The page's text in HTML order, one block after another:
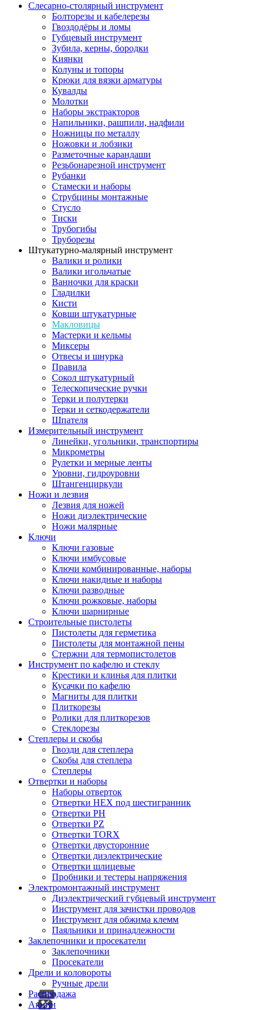
Слесарно-столярный инструмент
Болторезы и кабелерезы
Гвоздодёры и ломы
Губцевый инструмент
Зубила, керны, бородки
Киянки
Колуны и топоры
Крюки для вязки арматуры
Кувалды
Молотки
Наборы экстракторов
Напильники, рашпили, надфили
Ножницы по металлу
Ножовки и лобзики
Разметочные карандаши
Резьбонарезной инструмент
Рубанки
Стамески и наборы
Струбцины монтажные
Стусло
Тиски
Трубогибы
Труборезы
Штукатурно-малярный инструмент
Валики и ролики
Валики игольчатые
Ванночки для краски
Гладилки
Кисти
Ковши штукатурные
Макловицы
Мастерки и кельмы
Миксеры
Отвесы и шнурка
Правила
Сокол штукатурный
Телескопические ручки
Терки и полутерки
Терки и сеткодержатели
Шпателя
Измерительный инструмент
Линейки, угольники, транспортиры
Микрометры
Рулетки и мерные ленты
Уровни, гидроуровни
Штангенциркули
Ножи и лезвия
Лезвия для ножей
Ножи диэлектрические
Ножи малярные
Ключи
Ключи газовые
Ключи имбусовые
Ключи комбинированные, наборы
Ключи накидные и наборы
Ключи разводные
Ключи рожковые, наборы
Ключи шарнирные
Строительные пистолеты
Пистолеты для герметика
Пистолеты для монтажной пены
Стержни для термопистолетов
Инструмент по кафелю и стеклу
Крестики и клинья для плитки
Кусачки по кафелю
Магниты для плитки
Плиткорезы
Ролики для плиткорезов
Стеклорезы
Степлеры и скобы
Гвозди для степлера
Скобы для степлера
Степлеры
Отвертки и наборы
Наборы отверток
Отвертки HEX под шестигранник
Отвертки PH
Отвертки PZ
Отвертки TORX
Отвертки двусторонние
Отвертки диэлектрические
Отвертки шлицевые
Пробники и тестеры напряжения
Электромонтажный инструмент
Диэлектрический губцевый инструмент
Инструмент для зачистки проводов
Инструмент для обжима клемм
Паяльники и принадлежности
Заклепочники и просекатели
Заклепочники
Просекатели
Дрели и коловороты
Ручные дрели
Распродажа
Акции